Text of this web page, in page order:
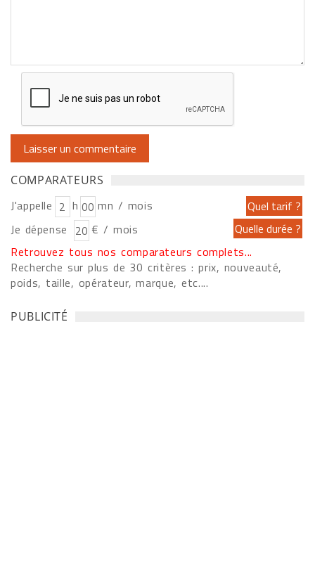
COMPARATEURS
J'appelle h
mn / mois
Je dépense
€ / mois
Retrouvez tous nos comparateurs complets...
Recherche sur plus de 30 critères : prix, nouveauté,
poids, taille, opérateur, marque, etc....
PUBLICITÉ